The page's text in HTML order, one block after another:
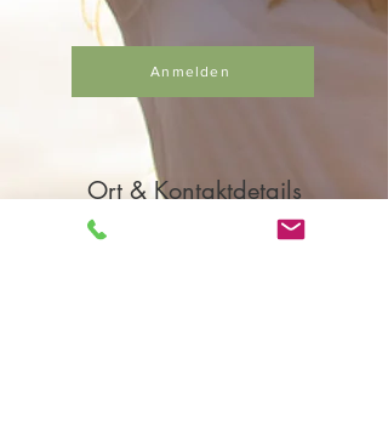
Ort & Kontaktdetails
+49 (0)2161 6227001
Anmelden